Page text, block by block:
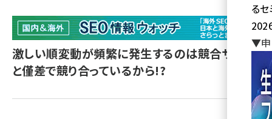
seo (3524)
ai (2804)
激しい順変動が頻繁に発生するのは競合サイト
と僅差で競り合っているから!?
る
▼申